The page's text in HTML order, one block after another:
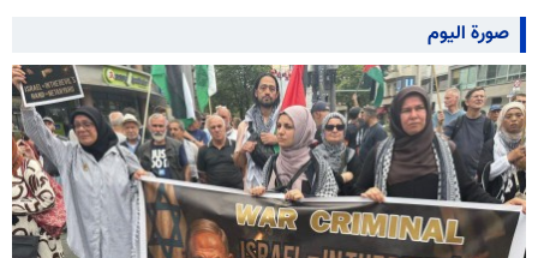
صورة اليوم